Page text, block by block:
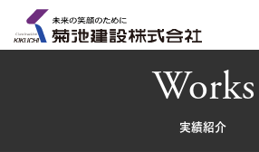
Works
実績紹介